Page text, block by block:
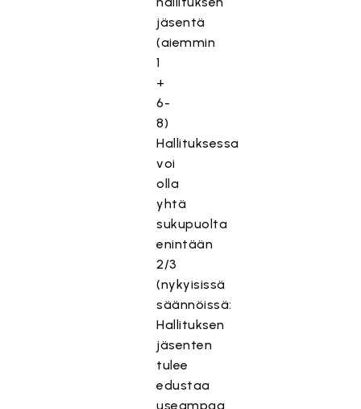
jäsentä
(aiemmin
1
+
6-
8)
Hallituksessa
voi
olla
yhtä
sukupuolta
enintään
2/3
(nykyisissä
säännöissä:
Hallituksen
jäsenten
tulee
edustaa
useampaa